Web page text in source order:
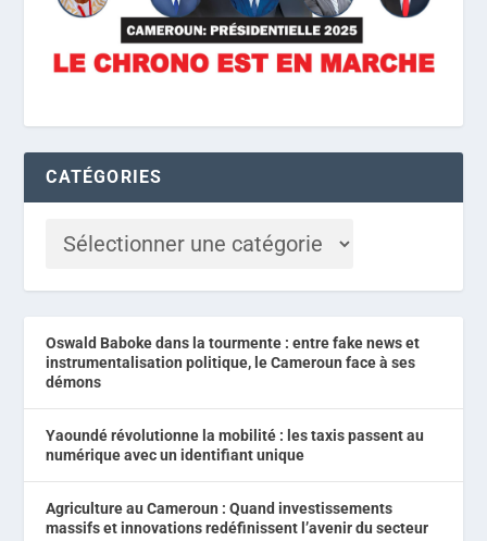
CATÉGORIES
Oswald Baboke dans la tourmente : entre fake news et
instrumentalisation politique, le Cameroun face à ses
démons
Yaoundé révolutionne la mobilité : les taxis passent au
numérique avec un identifiant unique
Agriculture au Cameroun : Quand investissements
massifs et innovations redéfinissent l’avenir du secteur